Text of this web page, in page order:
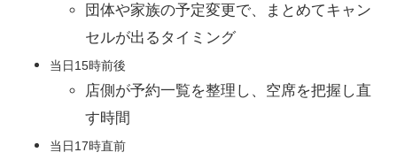
団体や家族の予定変更で、まとめてキャン
セルが出るタイミング
当日15時前後
店側が予約一覧を整理し、空席を把握し直
す時間
当日17時直前